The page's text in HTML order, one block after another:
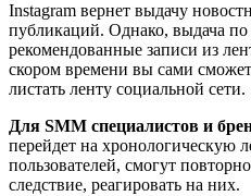
Instagram вернет выдачу
публикаций. Однако, выдача по
рекомендованные записи из
скором времени вы сами
листать ленту социальной сети.
Для SMM специалистов и
перейдет на хронологическую
пользователей, смогут
следствие, реагировать на них.